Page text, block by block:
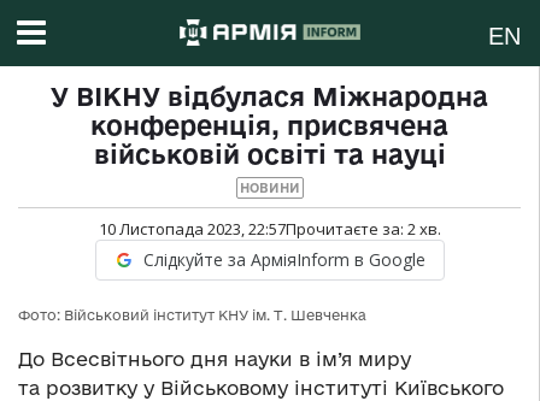
EN
У ВІКНУ відбулася Міжнародна
конференція, присвячена
військовій освіті та науці
НОВИНИ
10 Листопада 2023, 22:57Прочитаєте за: 2хв.
Слідкуйте за АрміяInform в Google
Фото: Військовий інститут КНУ ім. Т. Шевченка
До Всесвітнього дня науки в ім’я миру
та розвитку у Військовому інституті Київського